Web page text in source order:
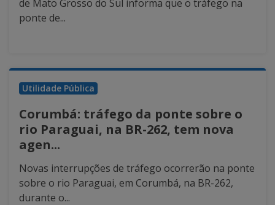
de Mato Grosso do Sul informa que o tráfego na
ponte de...
Utilidade Pública
Corumbá: tráfego da ponte sobre o
rio Paraguai, na BR-262, tem nova
agen...
Novas interrupções de tráfego ocorrerão na ponte
sobre o rio Paraguai, em Corumbá, na BR-262,
durante o...